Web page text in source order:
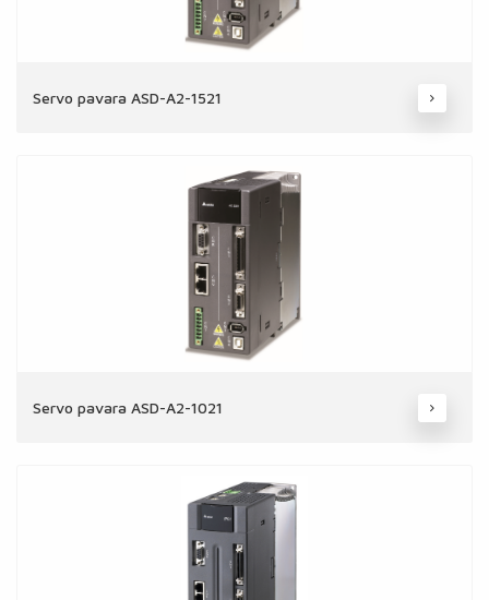
Servo pavara ASD-A2-1521
Servo pavara ASD-A2-1021